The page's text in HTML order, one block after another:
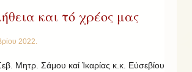
και τό χρέος μας
2022.
Μητρ. Σάμου καί Ἰκαρίας κ.κ. Εὐσεβίου